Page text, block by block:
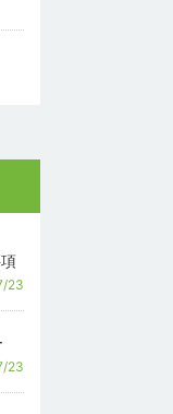
23
23